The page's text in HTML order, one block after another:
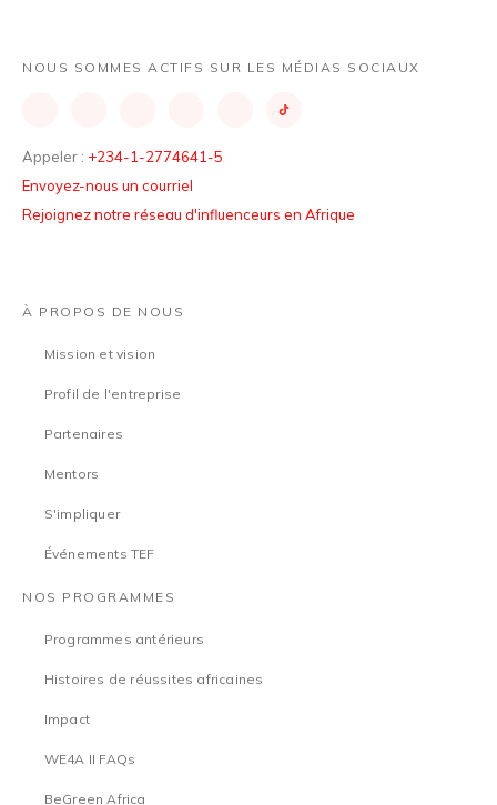
NOUS SOMMES ACTIFS SUR LES MÉDIAS SOCIAUX
Appeler : +234-1-2774641-5
Envoyez-nous un courriel
Rejoignez notre réseau d'influenceurs en Afrique
À PROPOS DE NOUS
Mission et vision
Profil de l'entreprise
Partenaires
Mentors
S'impliquer
Événements TEF
NOS PROGRAMMES
Programmes antérieurs
Histoires de réussites africaines
Impact
WE4A II FAQs
BeGreen Africa